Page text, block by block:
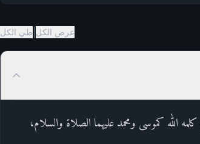
عرض الكل طي الكل
الله كموسى ومحمد عليهما الصلاة والسلام،